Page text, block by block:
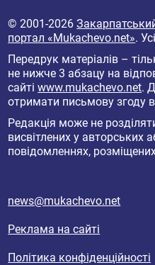
© 2001-2026
портал «Mukachevo.net».
Передрук матеріалів –
не нижче 3 абзацу на
сайтіwww.mukachevo.net.
отримати письмову згоду
Редакція може не
висвітлених у авторських
повідомленнях,
news@mukachevo.net
Реклама на сайті
Політика конфіденційності